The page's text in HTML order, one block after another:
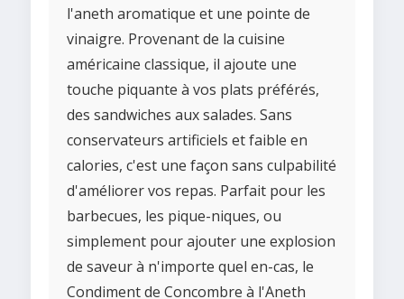
l'aneth aromatique et une pointe de
vinaigre. Provenant de la cuisine
américaine classique, il ajoute une
touche piquante à vos plats préférés,
des sandwiches aux salades. Sans
conservateurs artificiels et faible en
calories, c'est une façon sans culpabilité
d'améliorer vos repas. Parfait pour les
barbecues, les pique-niques, ou
simplement pour ajouter une explosion
de saveur à n'importe quel en-cas, le
Condiment de Concombre à l'Aneth